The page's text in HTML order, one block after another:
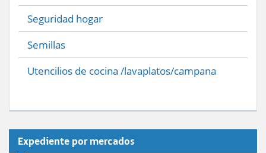
Seguridad hogar
Semillas
Utencilios de cocina /lavaplatos/campana
Expediente por mercados